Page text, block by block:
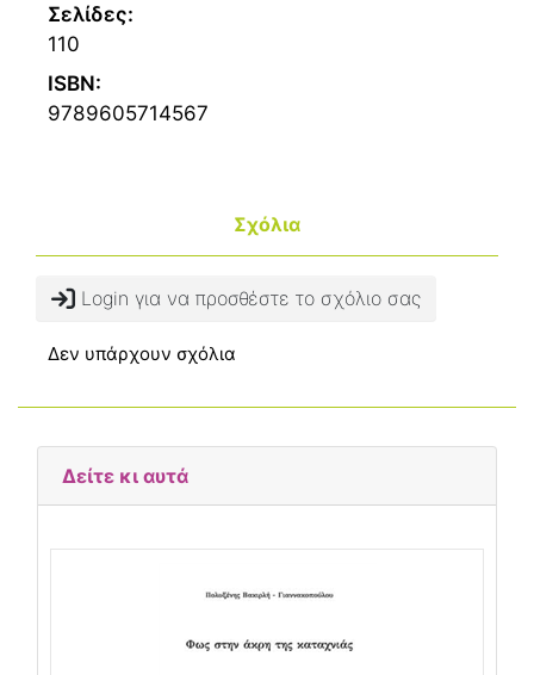
Σελίδες:
110
ISBN:
9789605714567
Σχόλια
Login για να προσθέστε το σχόλιο σας
Δεν υπάρχουν σχόλια
Δείτε κι αυτά